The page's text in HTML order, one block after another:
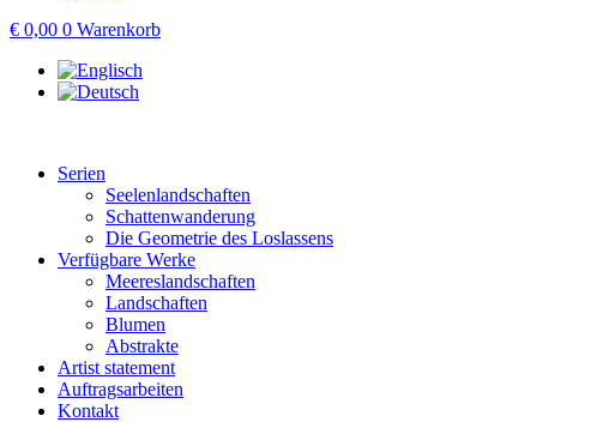
€ 0,00 0 Warenkorb
Serien
Seelenlandschaften
Schattenwanderung
Die Geometrie des Loslassens
Verfügbare Werke
Meereslandschaften
Landschaften
Blumen
Abstrakte
Artist statement
Auftragsarbeiten
Kontakt